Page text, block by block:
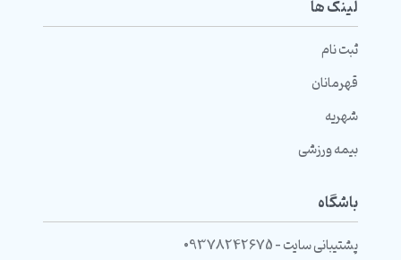
لینک ها
ثبت نام
قهرمانان
شهریه
بیمه ورزشی
باشگاه
پشتیبانی سایت - 09378242675